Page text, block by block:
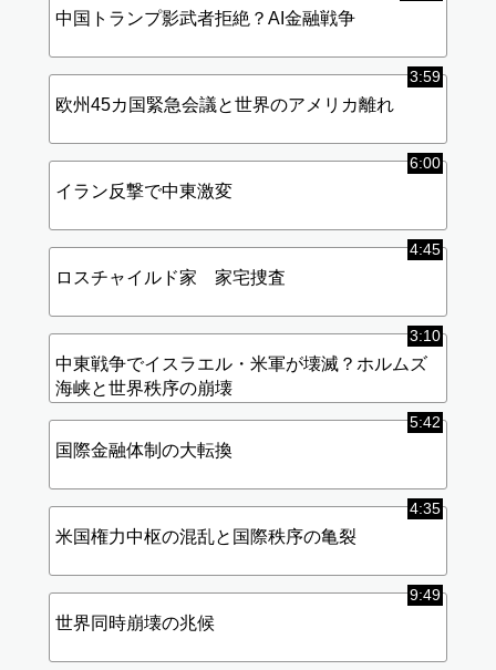
中国トランプ影武者拒絶？AI金融戦争
3:59
欧州45カ国緊急会議と世界のアメリカ離れ
6:00
イラン反撃で中東激変
4:45
ロスチャイルド家 家宅捜査
3:10
中東戦争でイスラエル・米軍が壊滅？ホルムズ
海峡と世界秩序の崩壊
5:42
国際金融体制の大転換
4:35
米国権力中枢の混乱と国際秩序の亀裂
9:49
世界同時崩壊の兆候